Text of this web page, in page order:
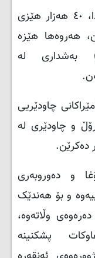
٤٠ هەزار هێز: لە ماوەی لووتکەکەدا، ٤٠ هەزار هێزی
هەروەها هێزە
بەشداری لە
چاودێریی
و چاودێری لە
و دەوروبەری
و بۆ هەندێک
وڵاتەوە،
پشکنینە